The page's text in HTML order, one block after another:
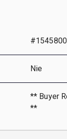
Nie
** Buyer
**